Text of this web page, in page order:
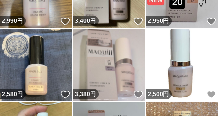
2,990円 いいね！
3,400円 いいね！
2,950円
2,580円 いいね！
3,380円 いいね！
2,500 円